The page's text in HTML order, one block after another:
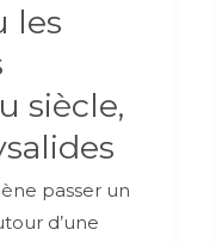
les
siècle,
passer un
d’une